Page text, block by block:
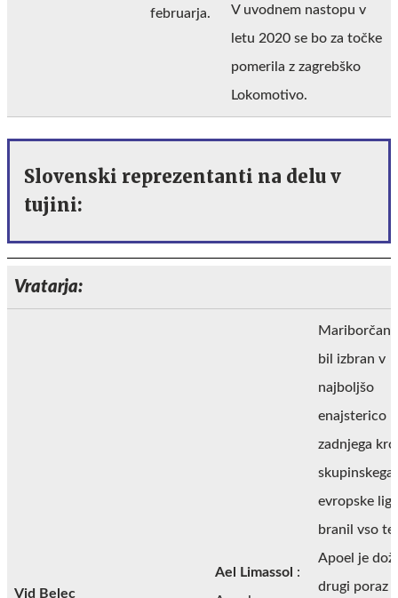
februarja.
V uvodnem nastopu v
letu 2020 se bo za točke
pomerila z zagrebško
Lokomotivo.
Slovenski reprezentanti na delu v
tujini:
Vratarja:
Vid Belec
Ael Limassol :
Mariborčan,
bil izbran v
najboljšo
enajsterico
zadnjega
skupinskega
evropske
branil vso
Apoel je
drugi poraz